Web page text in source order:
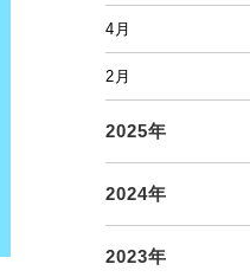
4月
2月
2025年
2024年
2023年